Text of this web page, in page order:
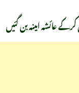
عائشہ امینہ بن گئیں